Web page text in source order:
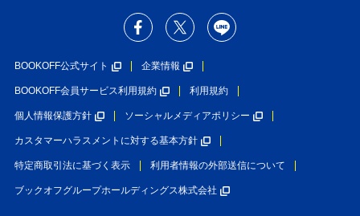
BOOKOFF公式サイト 企業情報
BOOKOFF会員サービス利用規約 利用規約
個人情報保護方針 ソーシャルメディアポリシー
カスタマーハラスメントに対する基本方針
特定商取引法に基づく表示 利用者情報の外部送信について
ブックオフグループホールディングス株式会社